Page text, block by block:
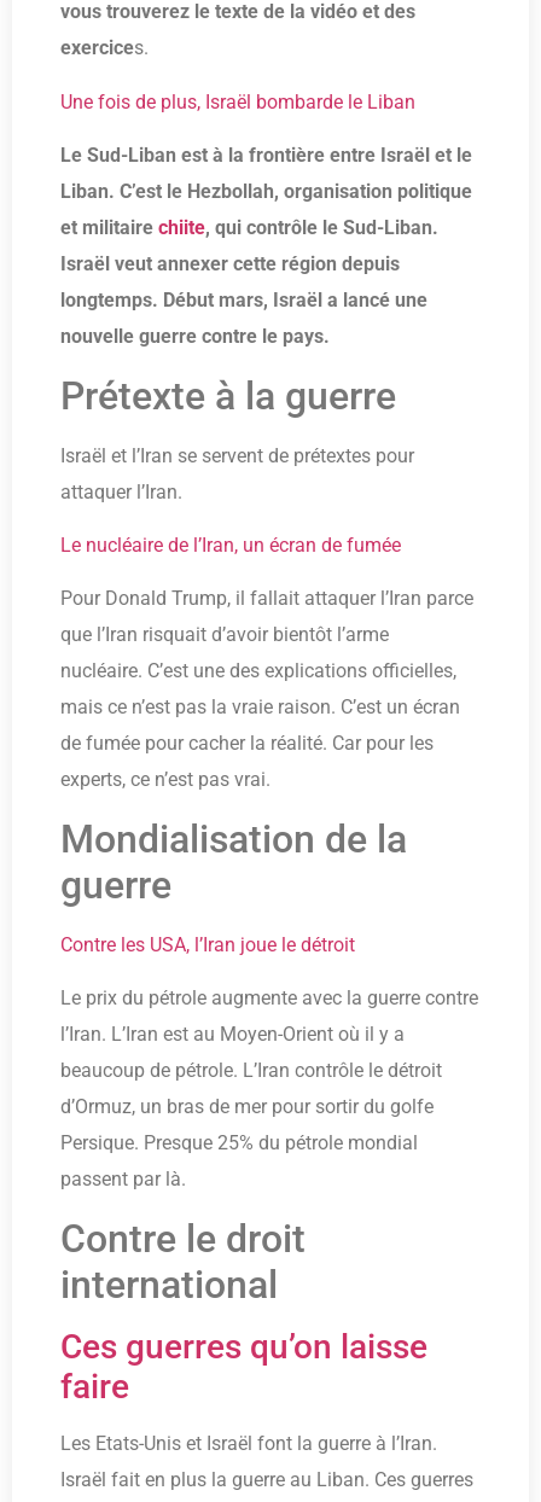
vous trouverez le texte de la vidéo et des
exercices.
Une fois de plus, Israël bombarde le Liban
Le Sud-Liban est à la frontière entre Israël et le
Liban. C’est le Hezbollah, organisation politique
et militaire chiite, qui contrôle le Sud-Liban.
Israël veut annexer cette région depuis
longtemps. Début mars, Israël a lancé une
nouvelle guerre contre le pays.
Prétexte à la guerre
Israël et l’Iran se servent de prétextes pour
attaquer l’Iran.
Le nucléaire de l’Iran, un écran de fumée
Pour Donald Trump, il fallait attaquer l’Iran parce
que l’Iran risquait d’avoir bientôt l’arme
nucléaire. C’est une des explications officielles,
mais ce n’est pas la vraie raison. C’est un écran
de fumée pour cacher la réalité. Car pour les
experts, ce n’est pas vrai.
Mondialisation de la
guerre
Contre les USA, l’Iran joue le détroit
Le prix du pétrole augmente avec la guerre contre
l’Iran. L’Iran est au Moyen-Orient où il y a
beaucoup de pétrole. L’Iran contrôle le détroit
d’Ormuz, un bras de mer pour sortir du golfe
Persique. Presque 25% du pétrole mondial
passent par là.
Contre le droit
international
Ces guerres qu’on laisse
faire
Les Etats-Unis et Israël font la guerre à l’Iran.
Israël fait en plus la guerre au Liban. Ces guerres